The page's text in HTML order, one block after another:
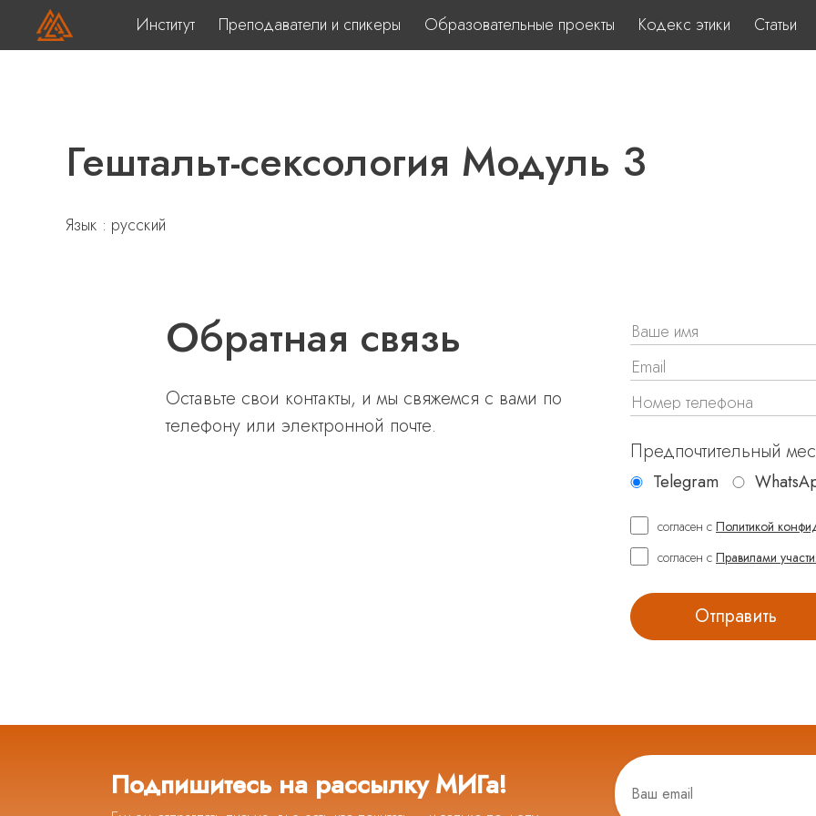
Институт Преподаватели и спикеры Образовательные проекты Кодекс этики Статьи
Гештальт-сексология Модуль 3
Язык : русский
Обратная связь
Оставьте свои контакты, и мы свяжемся с вами по
телефону или электронной почте.
Предпочтительный
Telegram
согласен с Политикой
согласен с Правилами
Подпишитесь на рассылку МИГа!